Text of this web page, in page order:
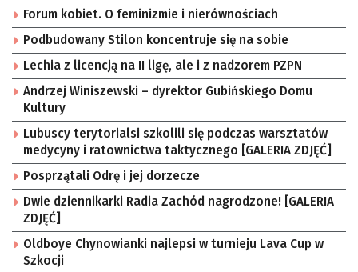
Forum kobiet. O feminizmie i nierównościach
Podbudowany Stilon koncentruje się na sobie
Lechia z licencją na II ligę, ale i z nadzorem PZPN
Andrzej Winiszewski – dyrektor Gubińskiego Domu
Kultury
Lubuscy terytorialsi szkolili się podczas warsztatów
medycyny i ratownictwa taktycznego [GALERIA ZDJĘĆ]
Posprzątali Odrę i jej dorzecze
Dwie dziennikarki Radia Zachód nagrodzone! [GALERIA
ZDJĘĆ]
Oldboye Chynowianki najlepsi w turnieju Lava Cup w
Szkocji